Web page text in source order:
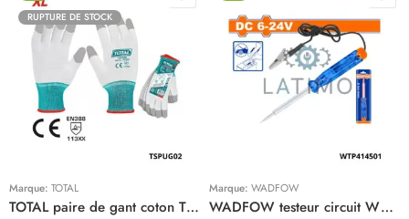
RUPTURE DE STOCK
Marque: TOTAL
TOTAL paire de gant coton TSPUG02
Marque: WADFOW
WADFOW testeur circuit WTP414501